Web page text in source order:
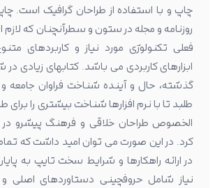
چاپ و با استفاده از طراحان گرافیک است.
روزنامه و مجله در ستون و سطرآنچنان که
فعلی تکنولوژی مورد نیاز و کاربردهای
ابزارهای کاربردی می باشد. کتابهای
گذشته، حال و آینده شناخت فراوان
طلبد تا با نرم افزارها شناخت بیشتری را برای
الخصوص طراحان خلاقی و فرهنگ پیشرو در
کرد. در این صورت می توان امید داشت که
در ارائه راهکارها و شرایط سخت تایپ به
نیاز شامل حروفچینی دستاوردهای اصلی